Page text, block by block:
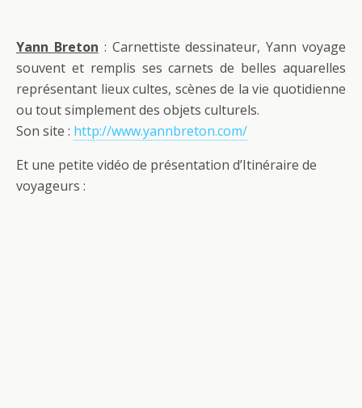
Yann Breton : Carnettiste dessinateur, Yann voyage
souvent et remplis ses carnets de belles aquarelles
représentant lieux cultes, scènes de la vie quotidienne
ou tout simplement des objets culturels.
Son site : http://www.yannbreton.com/
Et une petite vidéo de présentation d’Itinéraire de
voyageurs :